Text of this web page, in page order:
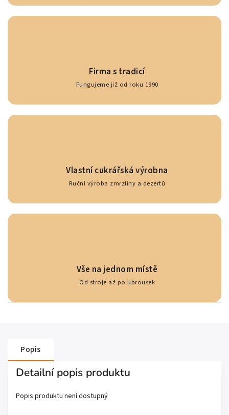
Firma s tradicí
Fungujeme již od roku 1990
Vlastní cukrářská výrobna
Ruční výroba zmrzliny a dezertů
Vše na jednom místě
Od stroje až po ubrousek
Popis
Detailní popis produktu
Popis produktu není dostupný